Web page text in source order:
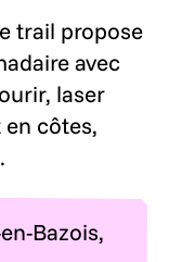
trail propose
avec
laser
côtes,
Bazois,